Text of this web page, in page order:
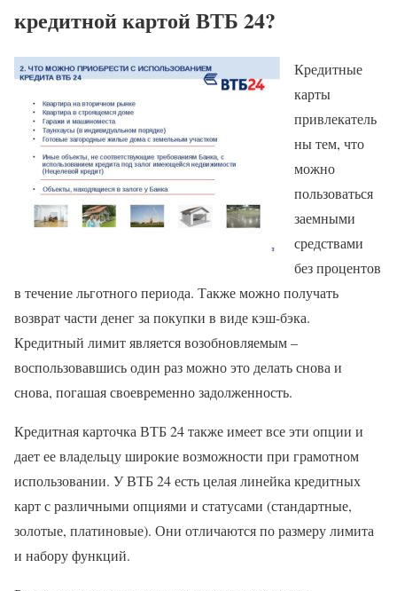
кредитной картой ВТБ 24?
Кредитные
карты
привлекатель
ны тем, что
можно
пользоваться
заемными
средствами
без процентов
в течение льготного периода. Также можно получать
возврат части денег за покупки в виде кэш-бэка.
Кредитный лимит является возобновляемым –
воспользовавшись один раз можно это делать снова и
снова, погашая своевременно задолженность.
Кредитная карточка ВТБ 24 также имеет все эти опции и
дает ее владельцу широкие возможности при грамотном
использовании. У ВТБ 24 есть целая линейка кредитных
карт с различными опциями и статусами (стандартные,
золотые, платиновые). Они отличаются по размеру лимита
и набору функций.